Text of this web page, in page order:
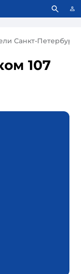
Что это значит?
Санкт-Петербурга
107